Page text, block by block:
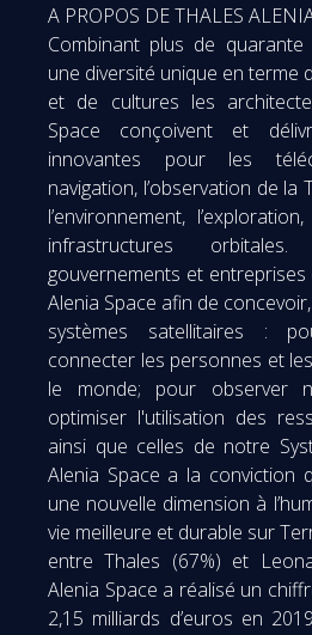
A PROPOS DE THALES
Combinant plus de quarante
une diversité unique en terme
et de cultures les
Space conçoivent et
innovantes pour les
navigation, l’observation de
l’environnement,
infrastructures
gouvernements et
Alenia Space afin de
systèmes satellitaires :
connecter les personnes et
le monde; pour observer
optimiser l'utilisation des
ainsi que celles de notre
Alenia Space a la conviction
une nouvelle dimension à
vie meilleure et durable sur
entre Thales (67%) et
Alenia Space a réalisé un
2,15 milliards d’euros en